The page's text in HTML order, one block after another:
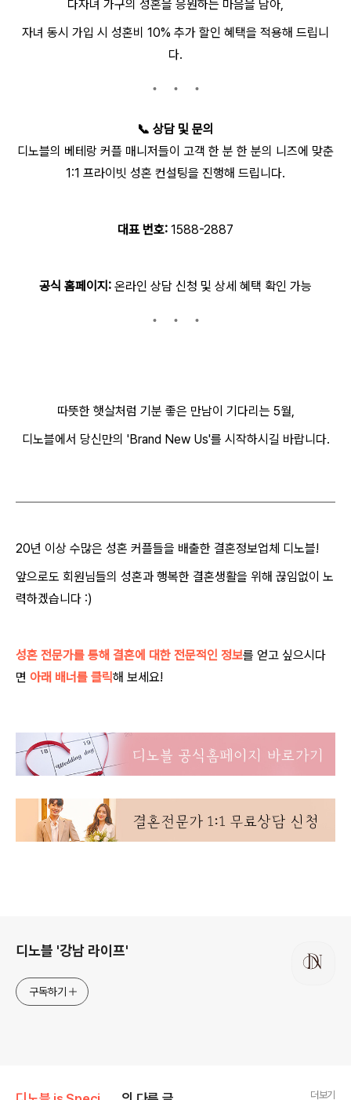
다자녀 가구의 성혼을 응원하는 마음을 담아,
자녀 동시 가입 시 성혼비 10% 추가 할인 혜택을 적용해 드립니
다.
📞 상담 및 문의
디노블의 베테랑 커플 매니저들이 고객 한 분 한 분의 니즈에 맞춘
1:1 프라이빗 성혼 컨설팅을 진행해 드립니다.
대표 번호: 1588-2887
공식 홈페이지: 온라인 상담 신청 및 상세 혜택 확인 가능
따뜻한 햇살처럼 기분 좋은 만남이 기다리는 5월,
디노블에서 당신만의 'Brand New Us'를 시작하시길 바랍니다.
20년 이상 수많은 성혼 커플들을 배출한 결혼정보업체 디노블!
앞으로도 회원님들의 성혼과 행복한 결혼생활을 위해 끊임없이 노
력하겠습니다 :)
성혼 전문가를 통해 결혼에 대한 전문적인 정보를 얻고 싶으시다
면 아래 배너를 클릭해 보세요!
디노블 '강남 라이프'
구독하기
더보기